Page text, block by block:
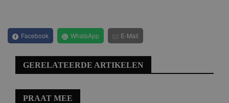
Facebook WhatsApp E-Mail
GERELATEERDE ARTIKELEN
PRAAT MEE